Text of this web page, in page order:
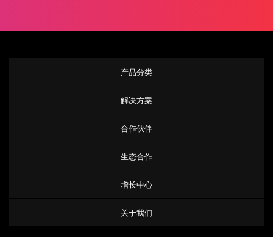
产品分类
解决方案
合作伙伴
生态合作
增长中心
关于我们